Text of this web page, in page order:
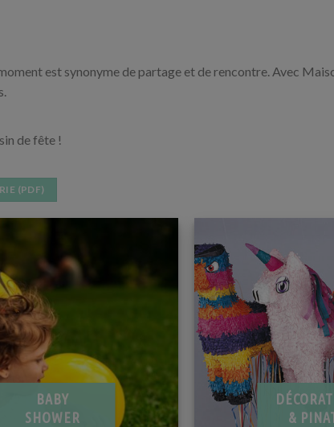
est synonyme de partage et de rencontre. Avec
de fête !
(PDF)
BABY
SHOWER
&